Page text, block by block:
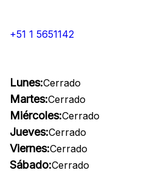
+51 1 5651142
Lunes:Cerrado
Martes:Cerrado
Miércoles:Cerrado
Jueves:Cerrado
Viernes:Cerrado
Sábado:Cerrado